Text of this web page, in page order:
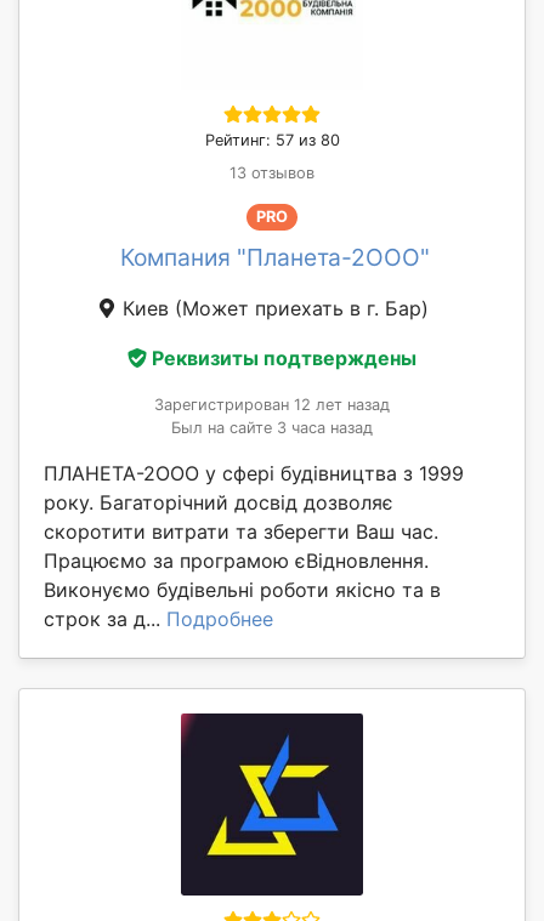
Рейтинг: 57 из 80
13 отзывов
PRO
Компания "Планета-2ООО"
Киев (Может приехать в г. Бар)
Реквизиты подтверждены
Зарегистрирован 12 лет назад
Был на сайте 3 часа назад
ПЛАНЕТА-2ООО у сфері будівництва з 1999
року. Багаторічний досвід дозволяє
скоротити витрати та зберегти Ваш час.
Працюємо за програмою єВідновлення.
Виконуємо будівельні роботи якісно та в
строк за д... Подробнее